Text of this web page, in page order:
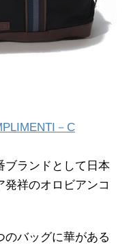
－C
ブランドとして日本
祥のオロビアンコ
のバッグに華がある